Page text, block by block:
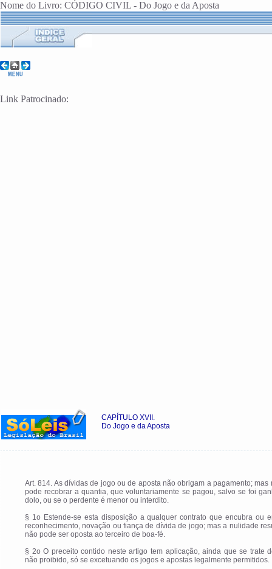
Nome do Livro: CÓDIGO CIVIL - Do Jogo e da Aposta
Link Patrocinado:
CAPÍTULO XVII.
Do Jogo e da Aposta
Art. 814. As dívidas de jogo ou de aposta não obrigam a pagamento; mas
pode recobrar a quantia, que voluntariamente se pagou, salvo se foi
dolo, ou se o perdente é menor ou interdito.
§ 1o Estende-se esta disposição a qualquer contrato que encubra ou
reconhecimento, novação ou fiança de dívida de jogo; mas a nulidade
não pode ser oposta ao terceiro de boa-fé.
§ 2o O preceito contido neste artigo tem aplicação, ainda que se trate
não proibido, só se excetuando os jogos e apostas legalmente permitidos.